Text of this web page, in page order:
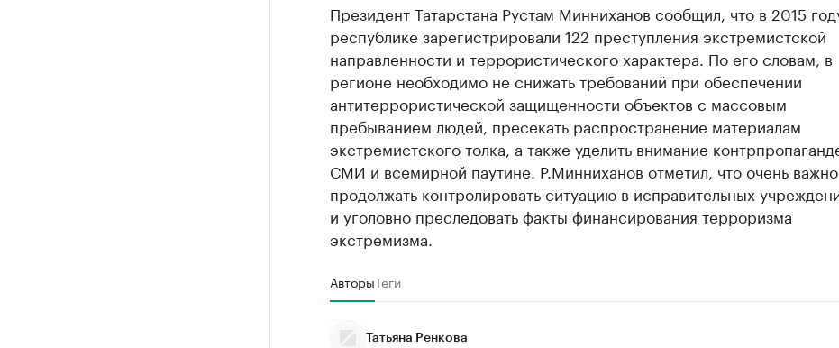
Президент Татарстана Рустам Минниханов сообщил, что в 2015
республике зарегистрировали 122 преступления экстремистской
направленности и террористического характера. По его словам, в
регионе необходимо не снижать требований при обеспечении
антитеррористической защищенности объектов с массовым
пребыванием людей, пресекать распространение материалам
экстремистского толка, а также уделить внимание
СМИ и всемирной паутине. Р.Минниханов отметил, что очень важно
продолжать контролировать ситуацию в исправительных
и уголовно преследовать факты финансирования терроризма
экстремизма.
АвторыТеги
Татьяна Ренкова